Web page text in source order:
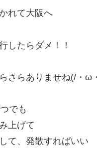
れて大阪へ
したらダメ！！
さらありませね(/・ω
でも
上げて
て、発散すればいい